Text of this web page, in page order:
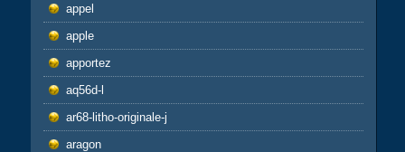
appel
apple
apportez
aq56d-l
ar68-litho-originale-j
aragon